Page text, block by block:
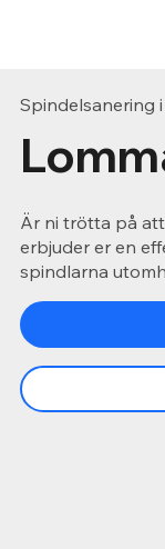
Spindelsanering i
Är ni trötta på
erbjuder er en
spindlarna